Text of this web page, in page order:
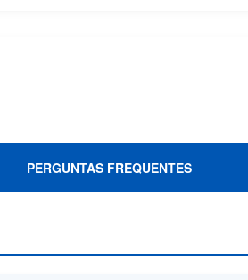
PERGUNTAS FREQUENTES